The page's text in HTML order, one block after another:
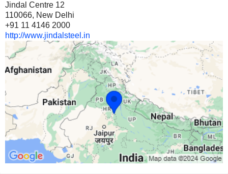
Jindal Centre 12
110066, New Delhi
+91 11 4146 2000
http://www.jindalsteel.in